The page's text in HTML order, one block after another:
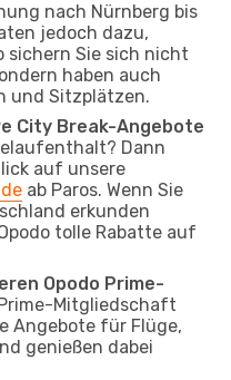
nach Nürnberg bis
jedoch dazu,
sichern Sie sich nicht
haben auch
und Sitzplätzen.
City Break-Angebote
Dann
auf unsere
ab Paros. Wenn Sie
erkunden
tolle Rabatte auf
Opodo Prime-
Mitgliedschaft
Angebote für Flüge,
genießen dabei